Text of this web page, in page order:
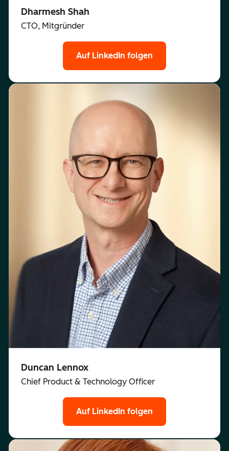
Dharmesh Shah
CTO, Mitgründer
Auf LinkedIn folgen
Duncan Lennox
Chief Product & Technology Officer
Auf LinkedIn folgen